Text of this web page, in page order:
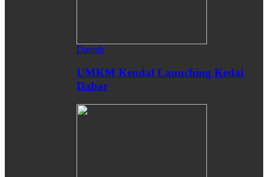
Daerah
UMKM Kendal Launching Kedai
Dahar